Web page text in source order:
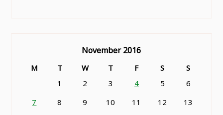
November 2016
M T W T F S
S
1
2 3 4 5
6
7
8 9 10 11 12
13